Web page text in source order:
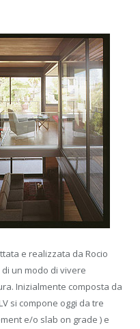
e realizzata da Rocio
un modo di vivere
Inizialmente composta da
si compone oggi da tre
e/o slab on grade ) e